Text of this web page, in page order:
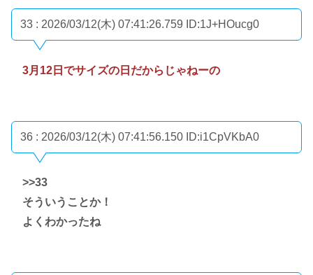
33 : 2026/03/12(木) 07:41:26.759 ID:1J+HOucg0
3月12日でサイズの日だからじゃねーの
36 : 2026/03/12(木) 07:41:56.150 ID:i1CpVKbA0
>>33
そういうことか！
よくわかったね